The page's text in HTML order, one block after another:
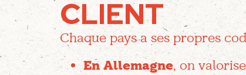
CLIENT
Chaque pays a ses propres
En Allemagne, on